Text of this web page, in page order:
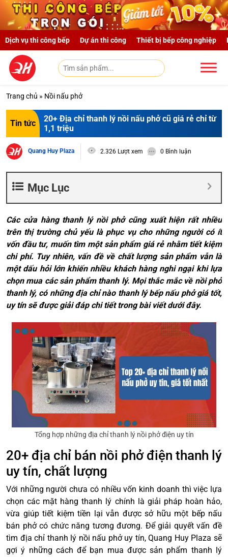
Skip to main content
Dịch vụ thi công bếp Dự án thi công Thiết bị bếp công nghiệp
Trang chủ » Nồi nấu phở
Tin tức
20+ Địa chỉ thanh lý nồi nấu phở cũ giá rẻ chỉ từ
1,1 triệu
Quang Huy Plaza 2.326 Lượt xem 0 Bình luận
Mục Lục
Các cửa hàng thanh lý nồi phở cũng xuất hiện rất nhiều
trên thị trường chủ yếu là phục vụ cho những người có ít
vốn đầu tư, muốn tìm một sản phẩm giá rẻ nhằm tiết kiệm
chi phí. Tuy nhiên, vấn đề về chất lượng sản phẩm vẫn là
một dấu hỏi lớn khiến nhiều khách hàng nghi ngại khi lựa
chọn mua các sản phẩm thanh lý. Mọi thắc mắc về nồi phở
thanh lý, có những địa chỉ nào thanh lý bếp nấu phở giá tốt,
uy tín sẽ được giải đáp chi tiết trong bài viết dưới đây.
Tổng hợp những địa chỉ thanh lý nồi phở điện uy tín
20+ địa chỉ bán nồi phở điện thanh lý
uy tín, chất lượng
Với những người chưa có nhiều vốn kinh doanh thì việc lựa
chọn các mặt hàng thanh lý chính là giải pháp hoàn hảo,
vừa giúp tiết kiệm tiền lại vẫn được sở hữu một bếp nấu
bán phở có chức năng tương đương. Để giải quyết vấn đề
tìm địa chỉ thanh lý nồi nấu phở uy tín, Quang Huy Plaza sẽ
gợi ý những cách để bạn mua được sản phẩm thanh lý